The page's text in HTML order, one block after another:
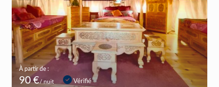
À partir de :
90 €/ nuit Vérifié